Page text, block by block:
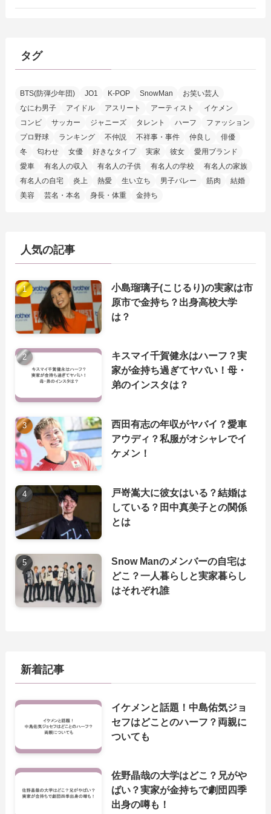
タグ
BTS(防弾少年団) JO1 K-POP SnowMan
お笑い芸人
なにわ男子
アイドル アスリート アーティスト
イケメン
コンビ
サッカー ジャニーズ タレント ハーフ
ファッション
プロ野球
ランキング 不仲説 不祥事・事件 仲良し
俳優
冬
匂わせ 女優 好きなタイプ 実家 彼女
愛用ブランド
愛車
有名人の収入 有名人の子供 有名人の学校
有名人の家族
有名人の自宅
炎上 熱愛 生い立ち 男子バレー 筋肉
結婚
美容
芸名・本名 身長・体重 金持ち
人気の記事
小島瑠璃子(こじるり)の実家は市
原市で金持ち？出身高校大学
は？
キスマイ千賀健永はハーフ？実
家が金持ち過ぎてヤバい！母・
弟のインスタは？
西田有志の年収がヤバイ？愛車
アウディ？私服がオシャレでイ
ケメン！
戸嵜嵩大に彼女はいる？結婚は
している？田中真美子との関係
とは
Snow Manのメンバーの自宅は
どこ？一人暮らしと実家暮らし
はそれぞれ誰
新着記事
イケメンと話題！中島佑気ジョ
セフはどことのハーフ？両親に
ついても
佐野晶哉の大学はどこ？兄がや
ばい？実家が金持ちで劇団四季
出身の噂も！